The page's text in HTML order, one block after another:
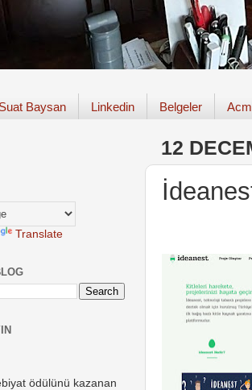
Baysan Linkedin Belgeler
12
Translate
ödülünü kazanan